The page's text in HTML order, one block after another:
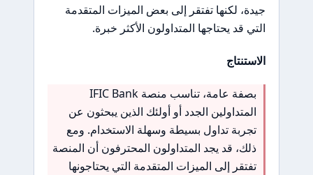
جيدة، لكنها تفتقر إلى بعض الميزات المتقدمة
التي قد يحتاجها المتداولون الأكثر خبرة.
الاستنتاج
بصفة عامة، تناسب منصة IFIC Bank
المتداولين الجدد أو أولئك الذين يبحثون عن
تجربة تداول بسيطة وسهلة الاستخدام. ومع
ذلك، قد يجد المتداولون المحترفون أن المنصة
تفتقر إلى الميزات المتقدمة التي يحتاجونها